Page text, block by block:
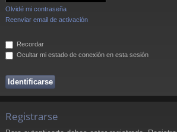
Olvidé mi contraseña
Reenviar email de activación
Recordar
Ocultar mi estado de conexión en esta sesión
Registrarse